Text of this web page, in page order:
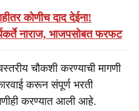
कोणीच दाद देईना!
नाराज, भाजपसोबत फरफट
चौकशी करण्याची मागणी
करून संपूर्ण भरती
करण्यात आली आहे.